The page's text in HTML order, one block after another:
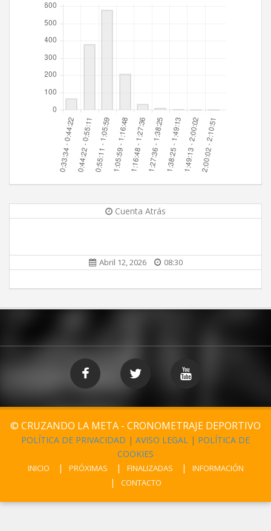
Cuenta Atrás
Abril 12, 2026 08:30
© CRUZANDO LA META - CRONOMETRAJE DEPORTIVO
POLÍTICA DE PRIVACIDAD | AVISO LEGAL | POLÍTICA DE
COOKIES
INICIO PRÓXIMAS FINALIZADAS
INFORMACIÓN
CONTACTO